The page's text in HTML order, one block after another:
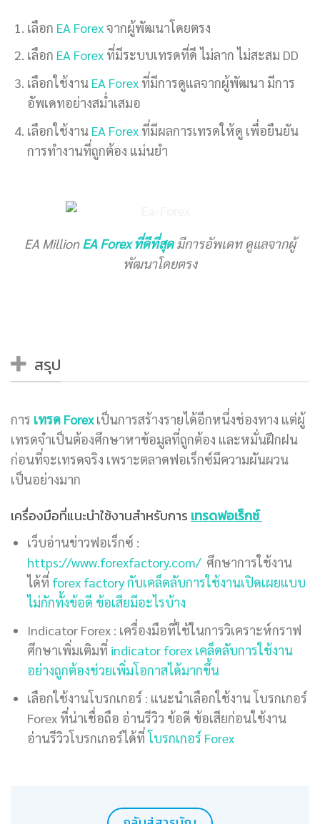
เลือก EA Forexจากผู้พัฒนาโดยตรง
เลือก EA Forex ที่มีระบบเทรดที่ดี ไม่ลาก ไม่สะสม DD
เลือกใช้งาน EA Forex ที่มีการดูแลจากผู้พัฒนา มีการ
อัพเดทอย่างสม่ำเสมอ
เลือกใช้งาน EA Forex ที่มีผลการเทรดให้ดู เพื่อยืนยัน
การทำงานที่ถูกต้อง แม่นยำ
EA MillionEA Forex ที่ดีที่สุดมีการอัพเดท ดูแลจากผู้
พัฒนาโดยตรง
สรุป
การ เทรด Forex เป็นการสร้างรายได้อีกหนึ่งช่องทาง แต่ผู้
เทรดจำเป็นต้องศึกษาหาข้อมูลที่ถูกต้อง และหมั่นฝึกฝน
ก่อนที่จะเทรดจริง เพราะตลาดฟอเร็กซ์มีความผันผวน
เป็นอย่างมาก
เครื่องมือที่แนะนำใช้งานสำหรับการ เทรดฟอเร็กซ์
เว็บอ่านข่าวฟอเร็กซ์ :
https://www.forexfactory.com/ศึกษาการใช้งาน
ได้ที่ forex factory กับเคล็ดลับการใช้งานเปิดเผยแบบ
ไม่กักทั้งข้อดี ข้อเสียมีอะไรบ้าง
Indicator Forex : เครื่องมือที่ใช้ในการวิเคราะห์กราฟ
ศึกษาเพิ่มเติมที่ indicator forex เคล็ดลับการใช้งาน
อย่างถูกต้องช่วยเพิ่มโอกาสได้มากขึ้น
เลือกใช้งานโบรกเกอร์ : แนะนำเลือกใช้งาน โบรกเกอร์
Forex ที่น่าเชื่อถือ อ่านรีวิว ข้อดี ข้อเสียก่อนใช้งาน
อ่านรีวิวโบรกเกอร์ได้ที่โบรกเกอร์ Forex